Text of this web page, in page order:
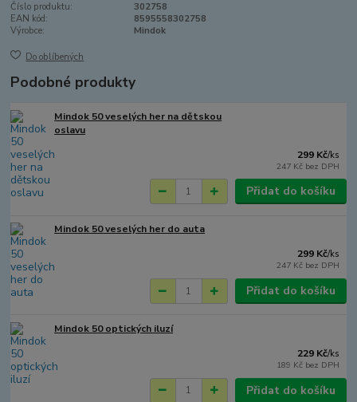
Číslo produktu:
302758
EAN kód:
8595558302758
Výrobce:
Mindok
Do oblíbených
Podobné produkty
Mindok 50 veselých her na dětskou
oslavu
299 Kč/ks
247 Kč bez DPH
Přidat do košíku
Mindok 50 veselých her do auta
299 Kč/ks
247 Kč bez DPH
Přidat do košíku
Mindok 50 optických iluzí
229 Kč/ks
189 Kč bez DPH
Přidat do košíku